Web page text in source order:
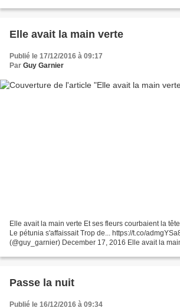
Elle avait la main verte
Publié le 17/12/2016 à 09:17
Par Guy Garnier
Elle avait la main verte Et ses fleurs courbaient la
Le pétunia s'affaissait Trop de... https://t.co/
(@guy_garnier) December 17, 2016 Elle avait la
Passe la nuit
Publié le 16/12/2016 à 09:34